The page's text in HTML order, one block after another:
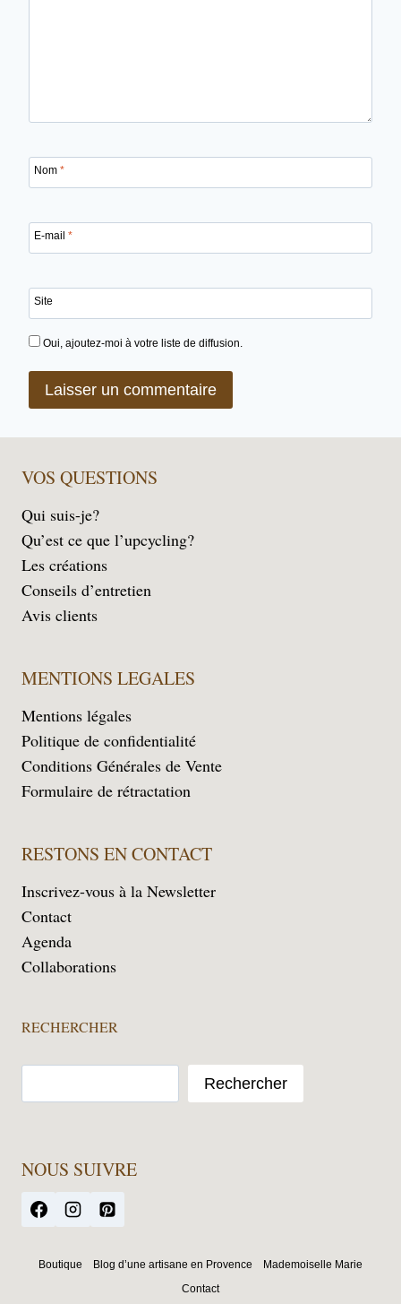
Nom *
E-mail *
Site
Oui, ajoutez-moi à votre liste de diffusion.
VOS QUESTIONS
Qui suis-je?
Qu’est ce que l’upcycling?
Les créations
Conseils d’entretien
Avis clients
MENTIONS LEGALES
Mentions légales
Politique de confidentialité
Conditions Générales de Vente
Formulaire de rétractation
RESTONS EN CONTACT
Inscrivez-vous à la Newsletter
Contact
Agenda
Collaborations
RECHERCHER
Rechercher
NOUS SUIVRE
Boutique Blog d’une artisane en Provence
Mademoiselle Marie
Contact